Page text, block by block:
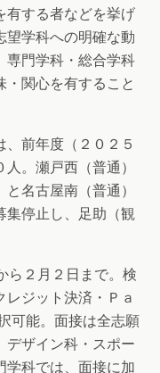
有する者などを挙げ
望学科への明確な動
専門学科・総合学科
・関心を有すること
前年度（２０２５
。瀬戸西（普通）
名古屋南（普通）
集停止し、足助（観
ら２月２日まで。検
ジット決済・Ｐａ
可能。面接は全志願
デザイン科・スポー
学科では、面接に加